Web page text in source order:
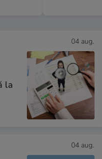
04 aug.
la
04 aug.